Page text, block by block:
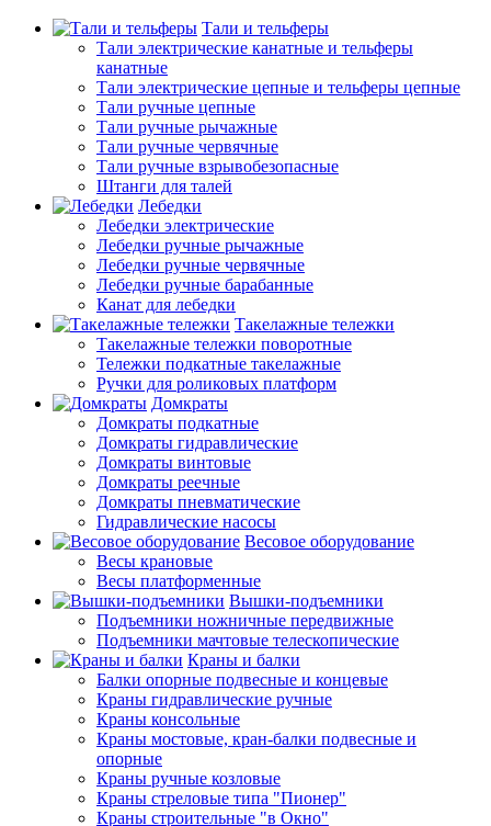
Тали и тельферы
Тали электрические канатные и тельферы
канатные
Тали электрические цепные и тельферы цепные
Тали ручные цепные
Тали ручные рычажные
Тали ручные червячные
Тали ручные взрывобезопасные
Штанги для талей
Лебедки
Лебедки электрические
Лебедки ручные рычажные
Лебедки ручные червячные
Лебедки ручные барабанные
Канат для лебедки
Такелажные тележки
Такелажные тележки поворотные
Тележки подкатные такелажные
Ручки для роликовых платформ
Домкраты
Домкраты подкатные
Домкраты гидравлические
Домкраты винтовые
Домкраты реечные
Домкраты пневматические
Гидравлические насосы
Весовое оборудование
Весы крановые
Весы платформенные
Вышки-подъемники
Подъемники ножничные передвижные
Подъемники мачтовые телескопические
Краны и балки
Балки опорные подвесные и концевые
Краны гидравлические ручные
Краны консольные
Краны мостовые, кран-балки подвесные и
опорные
Краны ручные козловые
Краны стреловые типа "Пионер"
Краны строительные "в Окно"